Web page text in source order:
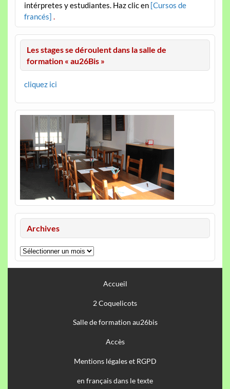
intérpretes y estudiantes. Haz clic en [Cursos de
francés] .
Les stages se déroulent dans la salle de
formation « au26Bis »
cliquez ici
Archives
Archives
Accueil
2 Coquelicots
Salle de formation au26bis
Accès
Mentions légales et RGPD
en français dans le texte